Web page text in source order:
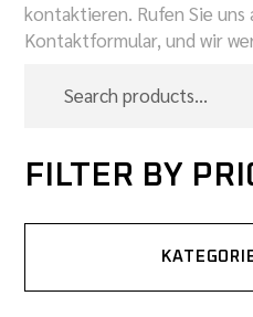
kontaktieren. Rufen Sie uns
Kontaktformular, und wir
FILTER BY